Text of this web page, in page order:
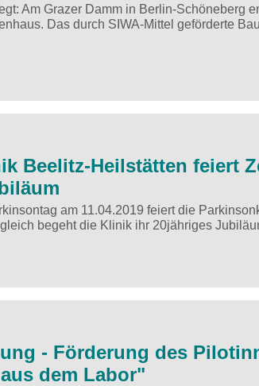
Am Grazer Damm in Berlin-Schöneberg
Das durch SIWA-Mittel geförderte
Beelitz-Heilstätten feiert
am 11.04.2019 feiert die
begeht die Klinik ihr 20jähriges
- Förderung des
dem Labor"